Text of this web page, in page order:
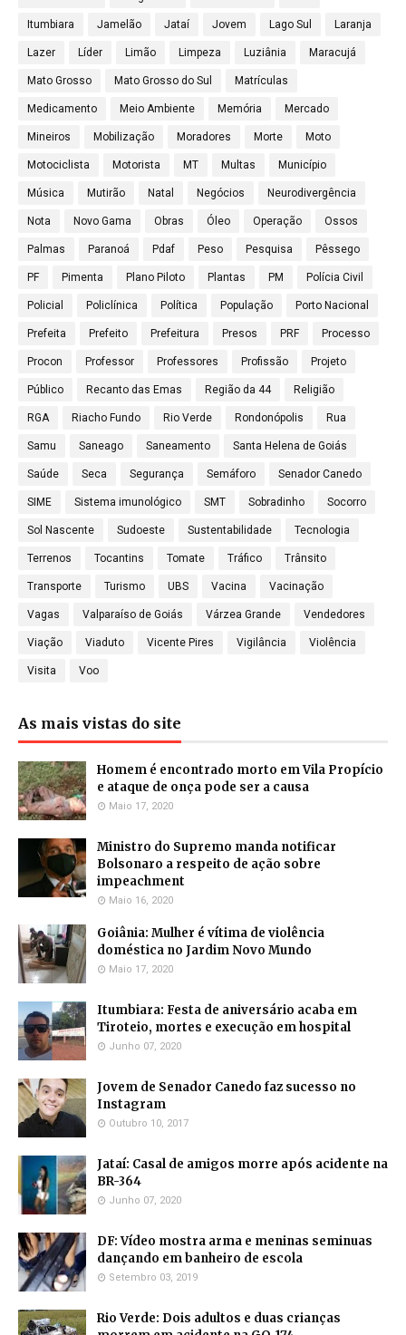
Itumbiara Jamelão Jataí Jovem Lago Sul Laranja
Lazer Líder Limão Limpeza Luziânia Maracujá
Mato Grosso Mato Grosso do Sul Matrículas
Medicamento Meio Ambiente Memória Mercado
Mineiros Mobilização Moradores Morte Moto
Motociclista Motorista MT Multas Município
Música Mutirão Natal Negócios Neurodivergência
Nota Novo Gama Obras Óleo Operação Ossos
Palmas Paranoá Pdaf Peso Pesquisa Pêssego
PF Pimenta Plano Piloto Plantas PM Polícia Civil
Policial Policlínica Política População Porto Nacional
Prefeita Prefeito Prefeitura Presos PRF Processo
Procon Professor Professores Profissão Projeto
Público Recanto das Emas Região da 44 Religião
RGA Riacho Fundo Rio Verde Rondonópolis Rua
Samu Saneago Saneamento Santa Helena de Goiás
Saúde Seca Segurança Semáforo Senador Canedo
SIME Sistema imunológico SMT Sobradinho Socorro
Sol Nascente Sudoeste Sustentabilidade Tecnologia
Terrenos Tocantins Tomate Tráfico Trânsito
Transporte Turismo UBS Vacina Vacinação
Vagas Valparaíso de Goiás Várzea Grande Vendedores
Viação Viaduto Vicente Pires Vigilância Violência
Visita Voo
As mais vistas do site
Homem é encontrado morto em Vila Propício
e ataque de onça pode ser a causa
Maio 17, 2020
Ministro do Supremo manda notificar
Bolsonaro a respeito de ação sobre
impeachment
Maio 16, 2020
Goiânia: Mulher é vítima de violência
doméstica no Jardim Novo Mundo
Maio 17, 2020
Itumbiara: Festa de aniversário acaba em
Tiroteio, mortes e execução em hospital
Junho 07, 2020
Jovem de Senador Canedo faz sucesso no
Instagram
Outubro 10, 2017
Jataí: Casal de amigos morre após acidente na
BR-364
Junho 07, 2020
DF: Vídeo mostra arma e meninas seminuas
dançando em banheiro de escola
Setembro 03, 2019
Rio Verde: Dois adultos e duas crianças